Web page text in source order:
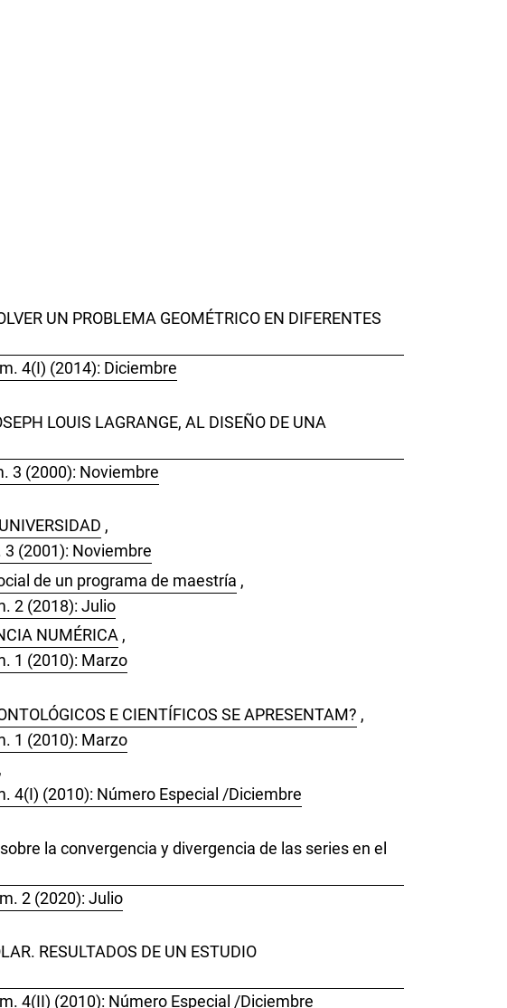
UN PROBLEMA GEOMÉTRICO EN DIFERENTES
4(I) (2014): Diciembre
LOUIS LAGRANGE, AL DISEÑO DE UNA
3 (2000): Noviembre
,
(2001): Noviembre
de un programa de maestría ,
2 (2018): Julio
NUMÉRICA ,
1 (2010): Marzo
E CIENTÍFICOS SE APRESENTAM? ,
1 (2010): Marzo
,
4(I) (2010): Número Especial /Diciembre
la convergencia y divergencia de las series en el
2 (2020): Julio
RESULTADOS DE UN ESTUDIO
4(II) (2010): Número Especial /Diciembre